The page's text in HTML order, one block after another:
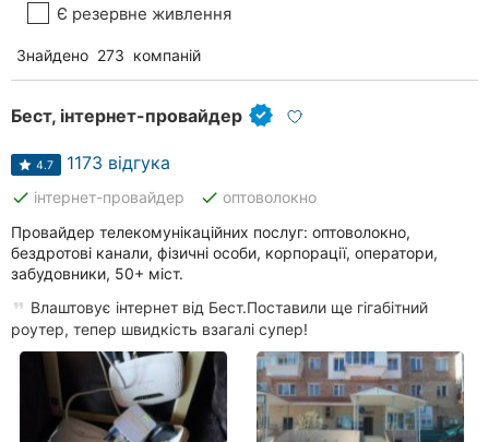
Є резервне живлення
Знайдено 273 компаній
Бест, інтернет-провайдер
4.7 1173 відгука
done інтернет-провайдер done оптоволокно
Провайдер телекомунікаційних послуг: оптоволокно,
бездротові канали, фізичні особи, корпорації, оператори,
забудовники, 50+ міст.
Влаштовує інтернет від Бест.Поставили ще гігабітний
роутер, тепер швидкість взагалі супер!